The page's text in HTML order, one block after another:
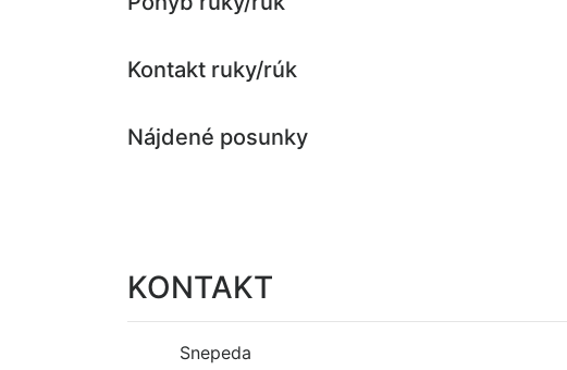
Kontakt ruky/rúk
Nájdené posunky
KONTAKT
Snepeda